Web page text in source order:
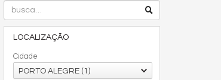
LOCALIZAÇÃO
Cidade
PORTO ALEGRE (1)